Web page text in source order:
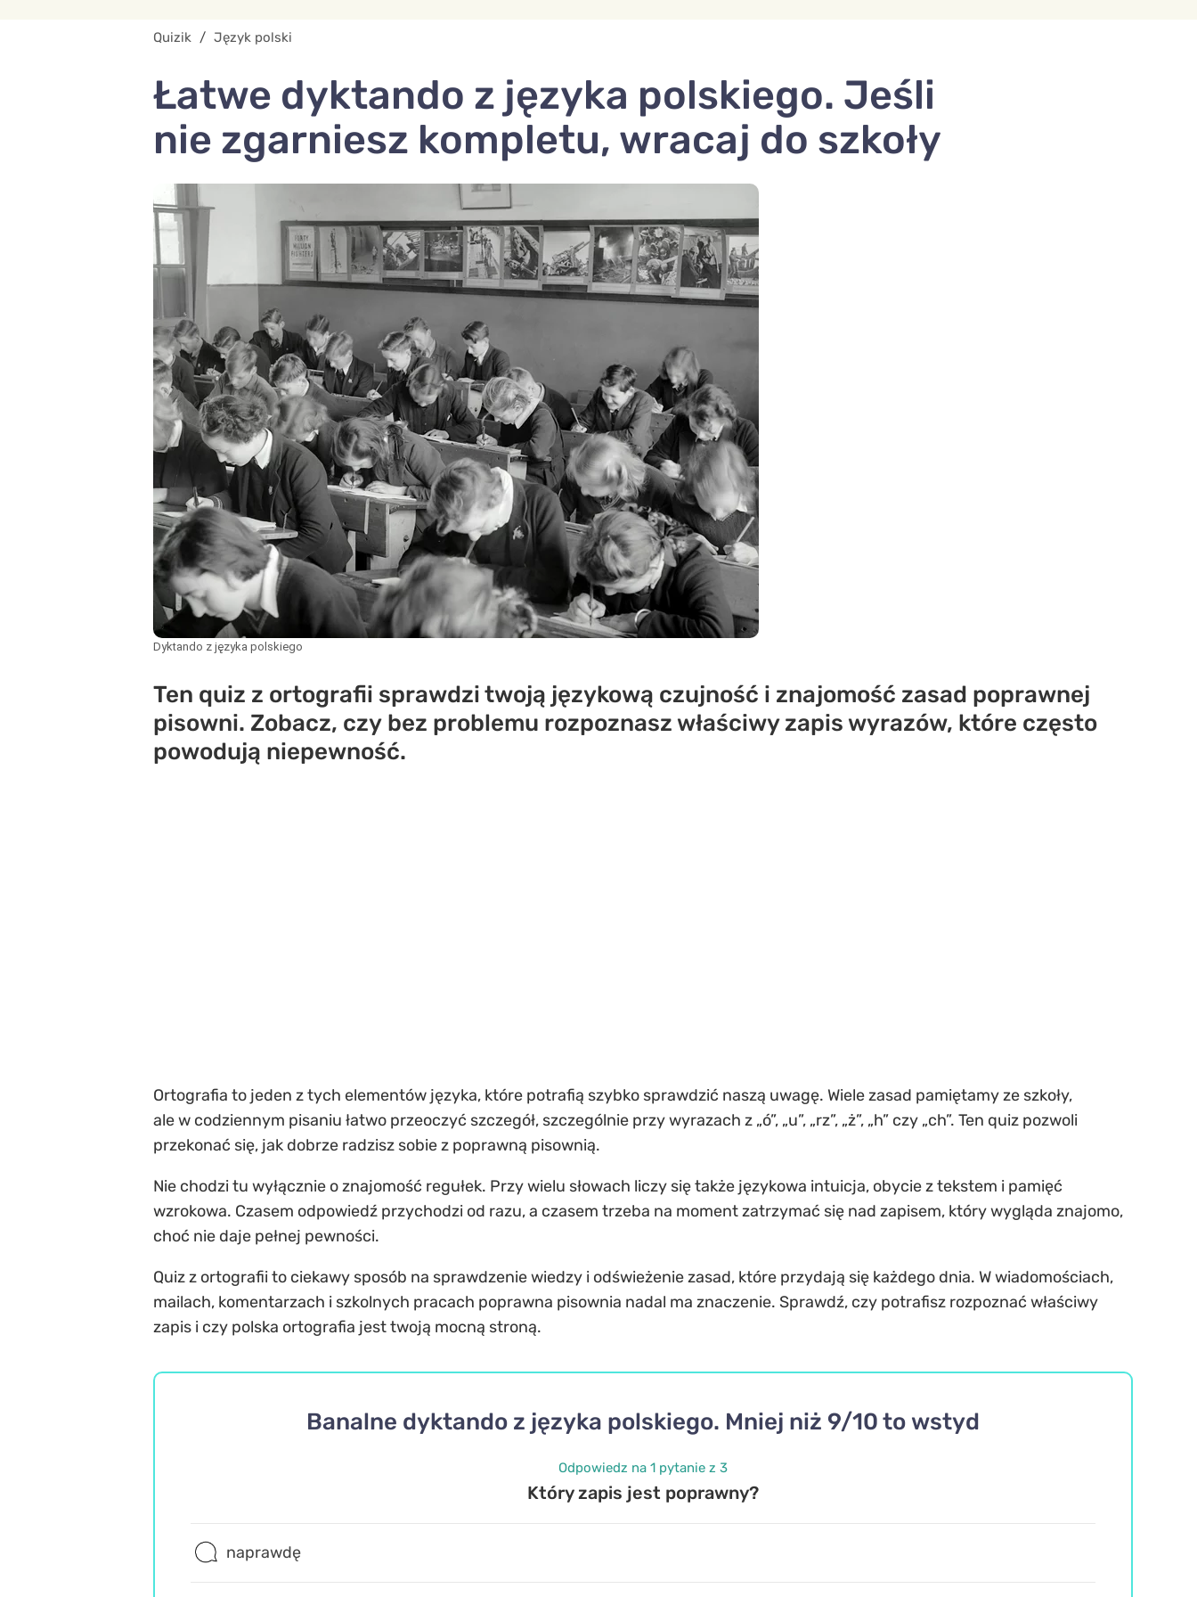
Quizik / Język polski
Łatwe dyktando z języka polskiego. Jeśli
nie zgarniesz kompletu, wracaj do szkoły
Dyktando z języka polskiego
Ten quiz z ortografii sprawdzi twoją językową czujność i znajomość zasad poprawnej
pisowni. Zobacz, czy bez problemu rozpoznasz właściwy zapis wyrazów, które często
powodują niepewność.
Ortografia to jeden z tych elementów języka, które potrafią szybko sprawdzić naszą uwagę. Wiele zasad pamiętamy ze szkoły,
ale w codziennym pisaniu łatwo przeoczyć szczegół, szczególnie przy wyrazach z „ó”, „u”, „rz”, „ż”, „h” czy „ch”. Ten quiz pozwoli
przekonać się, jak dobrze radzisz sobie z poprawną pisownią.
Nie chodzi tu wyłącznie o znajomość regułek. Przy wielu słowach liczy się także językowa intuicja, obycie z tekstem i pamięć
wzrokowa. Czasem odpowiedź przychodzi od razu, a czasem trzeba na moment zatrzymać się nad zapisem, który wygląda znajomo,
choć nie daje pełnej pewności.
Quiz z ortografii to ciekawy sposób na sprawdzenie wiedzy i odświeżenie zasad, które przydają się każdego dnia. W wiadomościach,
mailach, komentarzach i szkolnych pracach poprawna pisownia nadal ma znaczenie. Sprawdź, czy potrafisz rozpoznać właściwy
zapis i czy polska ortografia jest twoją mocną stroną.
Banalne dyktando z języka polskiego. Mniej niż 9/10 to wstyd
Odpowiedz na 1 pytanie z 3
Który zapis jest poprawny?
naprawdę